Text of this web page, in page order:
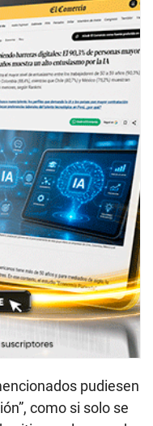
pudiesen
como si solo se